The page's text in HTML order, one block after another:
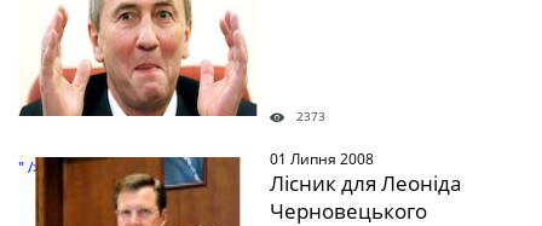
2373
" /> 01 Липня 2008
Лісник для Леоніда
Черновецького